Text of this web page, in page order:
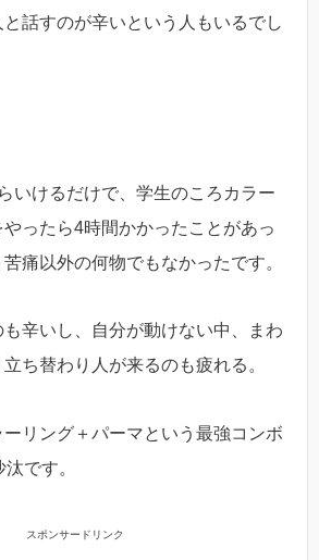
話すのが辛いという人もいるでし
いけるだけで、学生のころカラー
ったら4時間かかったことがあっ
痛以外の何物でもなかったです。
辛いし、自分が動けない中、まわ
ち替わり人が来るのも疲れる。
リング＋パーマという最強コンボ
です。
スポンサードリンク